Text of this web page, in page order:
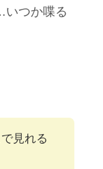
いつか喋る
見れる